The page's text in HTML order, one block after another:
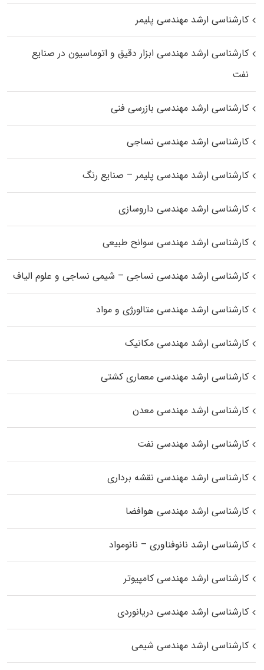
کارشناسی ارشد مهندسی پلیمر
کارشناسی ارشد مهندسی ابزار دقیق و اتوماسیون در صنایع
نفت
کارشناسی ارشد مهندسی بازرسی فنی
کارشناسی ارشد مهندسی نساجی
کارشناسی ارشد مهندسی پلیمر – صنایع رنگ
کارشناسی ارشد مهندسی داروسازی
کارشناسی ارشد مهندسی سوانح طبیعی
کارشناسی ارشد مهندسی نساجی – شیمی نساجی و علوم الیاف
کارشناسی ارشد مهندسی متالورژی و مواد
کارشناسی ارشد مهندسی مکانیک
کارشناسی ارشد مهندسی معماری کشتی
کارشناسی ارشد مهندسی معدن
کارشناسی ارشد مهندسی نفت
کارشناسی ارشد مهندسی نقشه برداری
کارشناسی ارشد مهندسی هوافضا
کارشناسی ارشد نانوفناوری – نانومواد
کارشناسی ارشد مهندسی کامپیوتر
کارشناسی ارشد مهندسی دریانوردی
کارشناسی ارشد مهندسی شیمی